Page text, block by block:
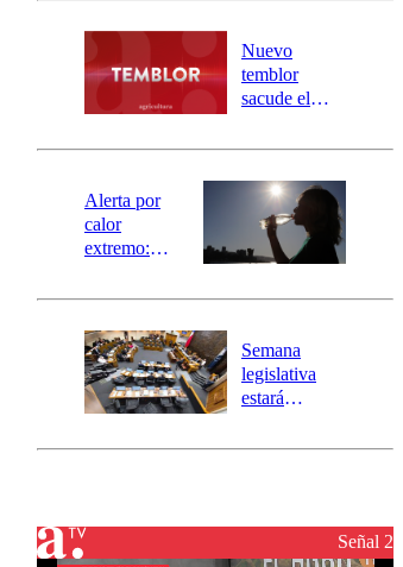
río Damas:
activa
mensajería
SAE
Nuevo
temblor
sacude el
revisa la
epicentro
Alerta por
calor
extremo:
activa Alerta
Preventiva en
tres comunas
Semana
legislativa
estará
el fin de la
reconstrucciónSeñal 2